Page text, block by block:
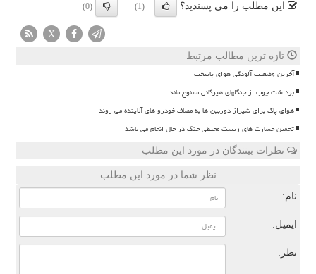
این مطلب را می پسندید؟ (1)
(0)
X
تازه ترین مطالب مرتبط
آخرین وضعیت آلودگی هوای پایتخت
برداشت چوب از جنگلهای هیرکانی ممنوع ماند
هوای پاک برای شیراز دوربین ها به مصاف خودرو های آلاینده می روند
تخمین خسارت های زیست محیطی جنگ در حال انجام می باشد
نظرات بینندگان در مورد این مطلب
نظر شما در مورد این مطلب
نام:
ایمیل:
نظر: